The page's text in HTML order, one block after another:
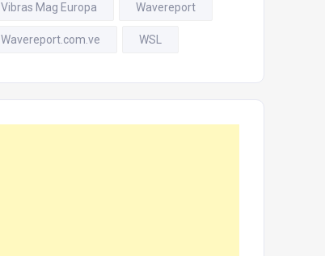
Vibras Mag Europa Wavereport
Wavereport.com.ve WSL